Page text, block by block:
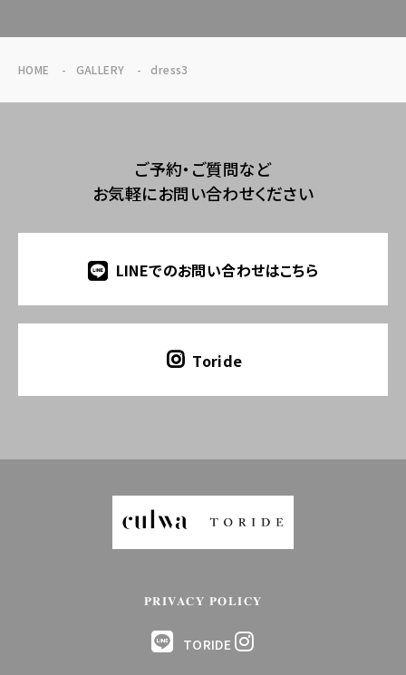
HOME GALLERY dress3
ご予約・ご質問など
お気軽にお問い合わせください
LINEでのお問い合わせはこちら
Toride
PRIVACY POLICY
TORIDE